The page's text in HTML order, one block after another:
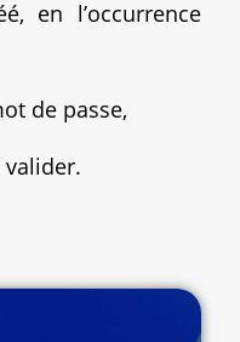
en l’occurrence
de passe,